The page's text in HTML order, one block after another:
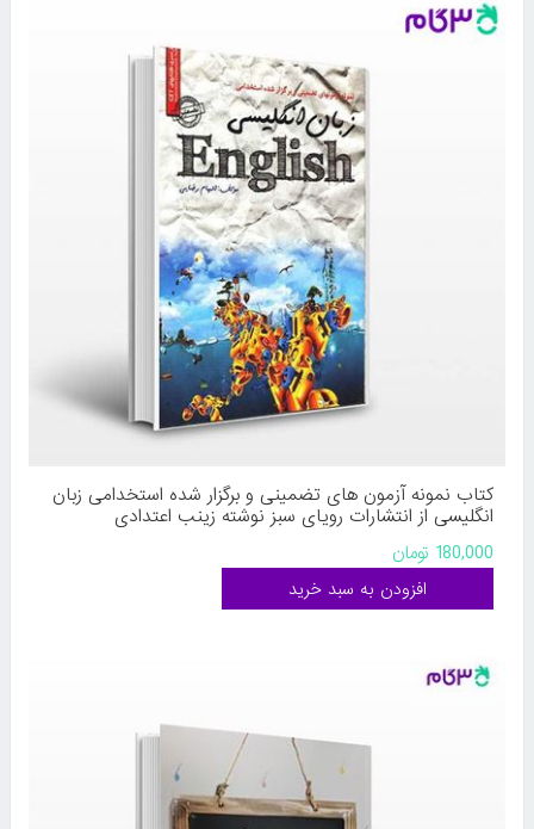
کتاب نمونه آزمون های تضمینی و برگزار شده استخدامی زبان
انگلیسی از انتشارات رویای سبز نوشته زینب اعتدادی
180,000 تومان